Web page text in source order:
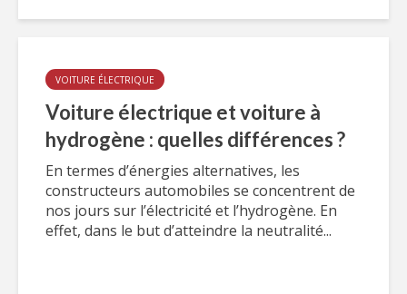
VOITURE ÉLECTRIQUE
Voiture électrique et voiture à
hydrogène : quelles différences ?
En termes d’énergies alternatives, les
constructeurs automobiles se concentrent de
nos jours sur l’électricité et l’hydrogène. En
effet, dans le but d’atteindre la neutralité...